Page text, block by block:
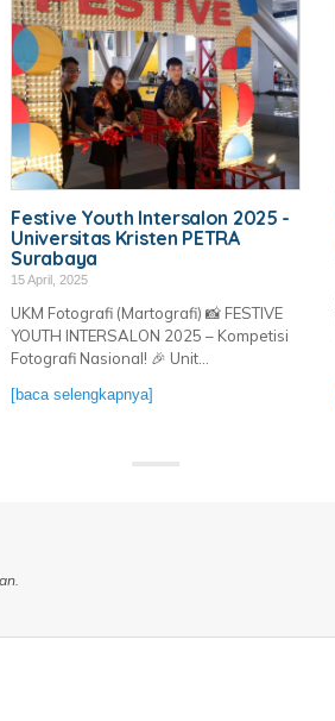
Festive Youth Intersalon 2025 -
Universitas Kristen PETRA
Surabaya
15 April, 2025
UKM Fotografi (Martografi) 📸 FESTIVE
YOUTH INTERSALON 2025 – Kompetisi
Fotografi Nasional! 🎉 Unit...
[baca selengkapnya]